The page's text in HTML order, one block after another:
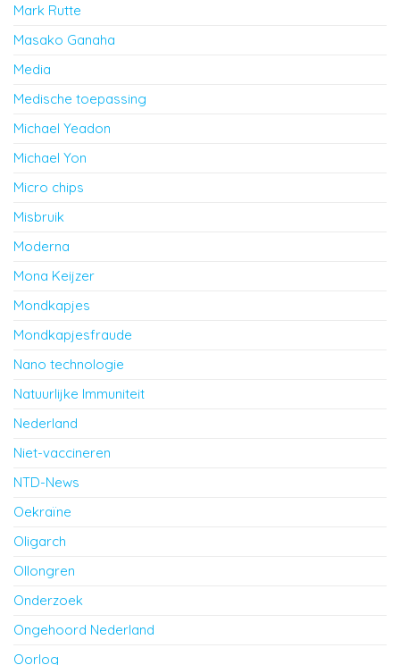
Mark Rutte
Masako Ganaha
Media
Medische toepassing
Michael Yeadon
Michael Yon
Micro chips
Misbruik
Moderna
Mona Keijzer
Mondkapjes
Mondkapjesfraude
Nano technologie
Natuurlijke Immuniteit
Nederland
Niet-vaccineren
NTD-News
Oekraïne
Oligarch
Ollongren
Onderzoek
Ongehoord Nederland
Oorlog